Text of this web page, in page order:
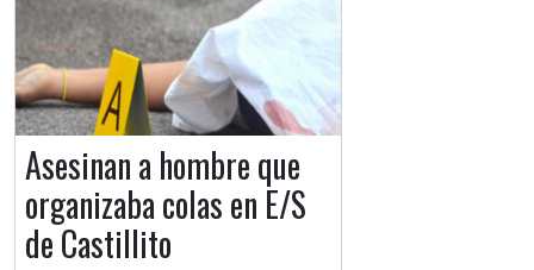
Asesinan a hombre que
organizaba colas en E/S
de Castillito